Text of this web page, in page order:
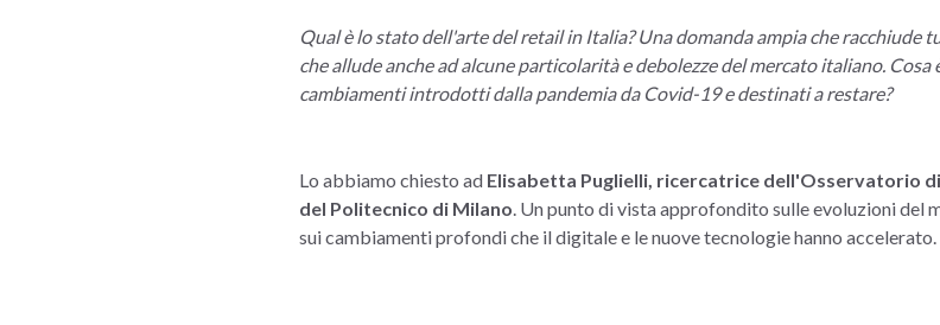
Qual è lo stato dell'arte del retail in Italia? Una domanda ampia che
che allude anche ad alcune particolarità e debolezze del mercato italiano.
cambiamenti introdotti dalla pandemia da Covid-19 e destinati a restare?
Lo abbiamo chiesto ad Elisabetta Puglielli, ricercatrice dell'Osservatorio
del Politecnico di Milano. Un punto di vista approfondito sulle evoluzioni del
sui cambiamenti profondi che il digitale e le nuove tecnologie hanno accelerato.